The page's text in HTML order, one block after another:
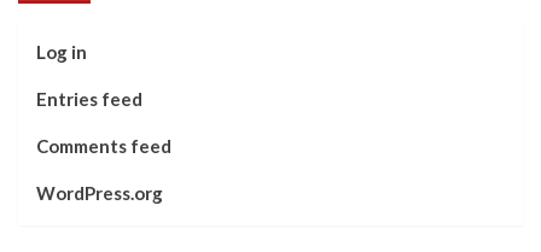
Log in
Entries feed
Comments feed
WordPress.org